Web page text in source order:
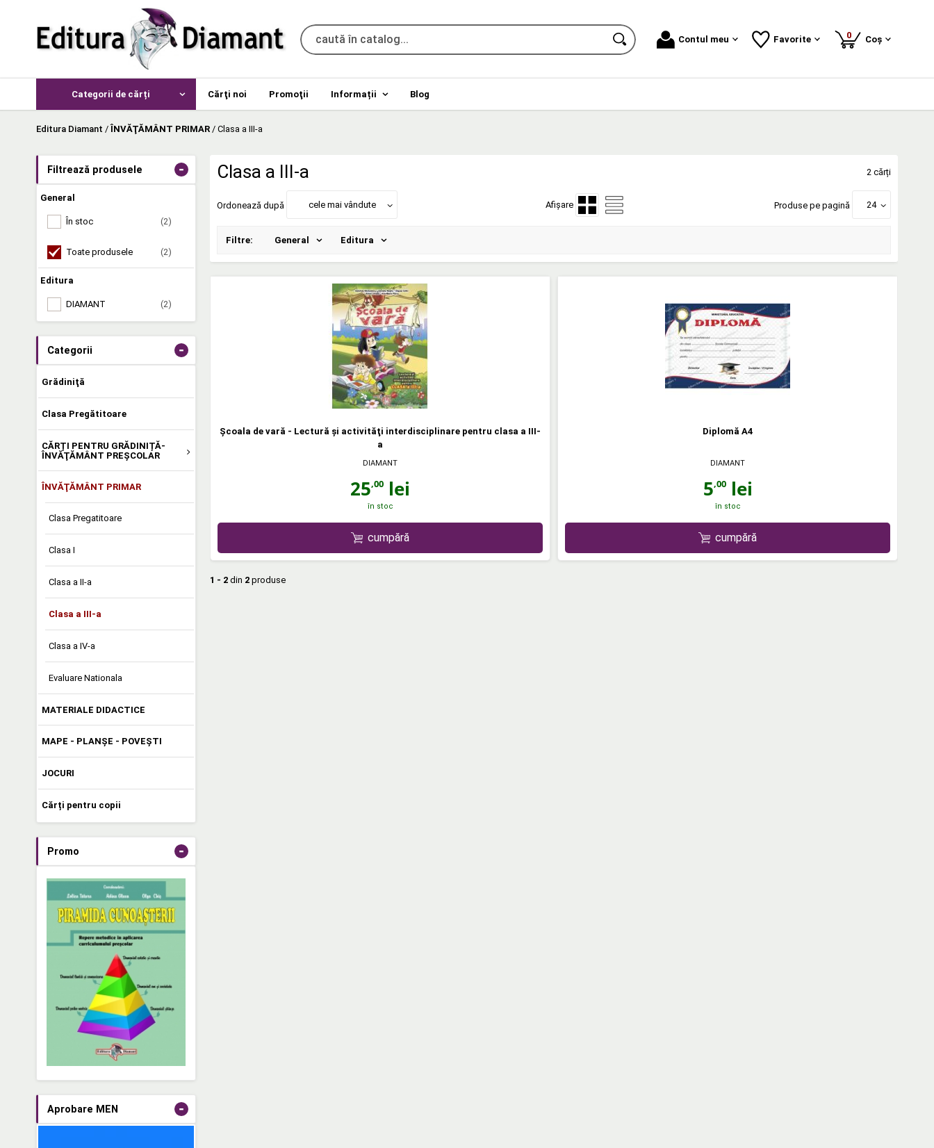
Contul meu Favorite 0produse
Coș
Categorii de cărți Cărţi noi Promoţii Informații Blog
Editura Diamant / ÎNVĂŢĂMÂNT PRIMAR / Clasa a III-a
Filtrează produsele -
General
În stoc (2)
Toate produsele (2)
Editura
DIAMANT (2)
Categorii -
Grădiniţă
Clasa Pregătitoare
CĂRȚI PENTRU GRĂDINIȚĂ-
ÎNVĂŢĂMÂNT PREŞCOLAR
ÎNVĂŢĂMÂNT PRIMAR
Clasa Pregatitoare
Clasa I
Clasa a II-a
Clasa a III-a
Clasa a IV-a
Evaluare Nationala
MATERIALE DIDACTICE
MAPE - PLANȘE - POVEȘTI
JOCURI
Cărți pentru copii
Promo -
Aprobare MEN -
Clasa a III-a 2 cărți
Ordonează după cele mai vândute Afișare Produse pe pagină 24
Filtre: General Editura
Şcoala de vară - Lectură şi activităţi interdisciplinare pentru clasa a III-
a
DIAMANT
25,00 lei
în stoc
cumpără
Diplomă A4
DIAMANT
5,00lei
în stoc
cumpără
1 - 2 din 2 produse